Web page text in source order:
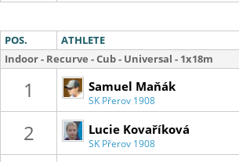
POS. ATHLETE
Indoor - Recurve - Cub - Universal - 1x18m
1 Samuel Maňák
SK Přerov 1908
2
Lucie Kovaříková
SK Přerov 1908